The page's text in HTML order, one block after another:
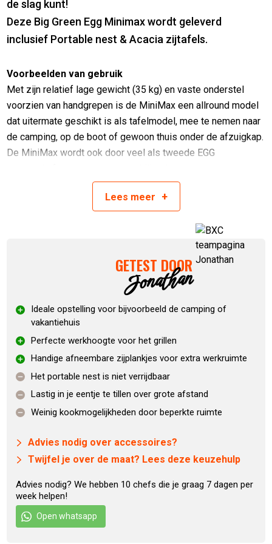
de slag kunt!
Deze Big Green Egg Minimax wordt geleverd
inclusief Portable nest & Acacia zijtafels.
Voorbeelden van gebruik
Met zijn relatief lage gewicht (35 kg) en vaste onderstel
voorzien van handgrepen is de MiniMax een allround model
dat uitermate geschikt is als tafelmodel, mee te nemen naar
de camping, op de boot of gewoon thuis onder de afzuigkap.
De MiniMax wordt ook door veel als tweede EGG
bereidingswijzen uit te voeren.
Deze set bestaat uit:
Hittebestendig hoge temperaturen vilt
Rvs grillrooster diameter 33 cm
Weerbestendige temperatuurmeter
Firering
rEGGulator
Scharnier aan de deksel
Levenslange garantie op de keramische buiten- en
binnenschil
Ook zijn er ook talloze accessoires speciaal voor de
MiniMax beschikbaar. Deze accessoires zorgen voor nog
meer barbecue plezier. Populair zijn deconvEGGtor,
hetgietijzeren rooster
Uniek materiaal en makkelijk in gebruik
Lees meer +
GETEST DOOR
Jonathan
Ideale opstelling voor bijvoorbeeld de camping of
vakantiehuis
Perfecte werkhoogte voor het grillen
Handige afneembare zijplankjes voor extra werkruimte
Het portable nest is niet verrijdbaar
Lastig in je eentje te tillen over grote afstand
Weinig kookmogelijkheden door beperkte ruimte
Advies nodig over accessoires?
Twijfel je over de maat? Lees deze keuzehulp
Advies nodig? We hebben 10 chefs die je graag 7 dagen per
week helpen!
Open whatsapp